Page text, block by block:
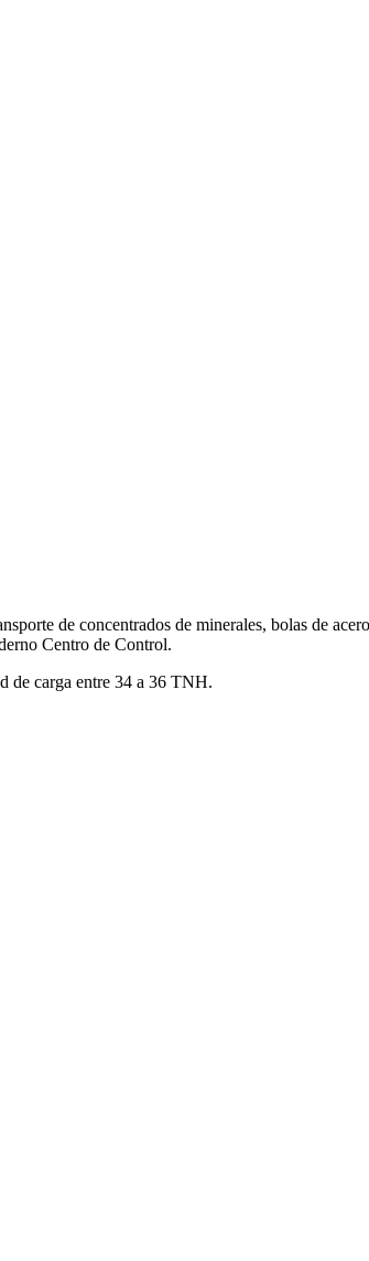
de concentrados de minerales, bolas de
Centro de Control.
de carga entre 34 a 36 TNH.